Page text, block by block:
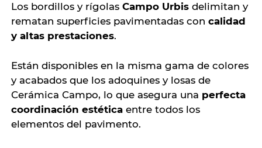
Los bordillos y rígolas Campo Urbisdelimitan y
rematan superficies pavimentadas con calidad
y altas prestaciones.
Están disponibles en la misma gama de colores
y acabados que los adoquines y losas de
Cerámica Campo, lo que asegura una perfecta
coordinación estéticaentre todos los
elementos del pavimento.